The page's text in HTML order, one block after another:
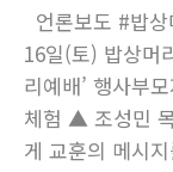
언론보도 #밥
16일(토) 밥상머
리예배’ 행사부
체험 ▲ 조성민
게 교훈의 메시